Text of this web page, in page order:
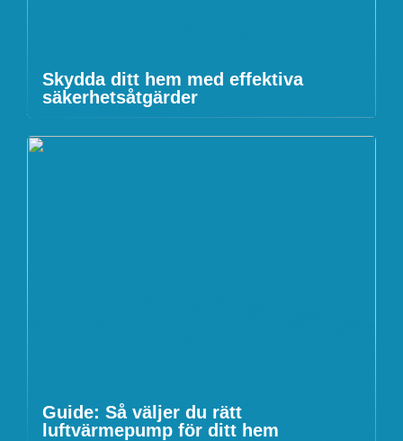
Skydda ditt hem med effektiva
säkerhetsåtgärder
Guide: Så väljer du rätt
luftvärmepump för ditt hem